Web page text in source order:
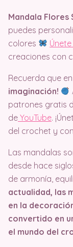
Mandala Flores
puedes
colores
creaciones con
Recuerda que
imaginación!
patrones gratis
de YouTube.
del crochet y
Las mandalas
desde hace
de armonía,
actualidad, las
en la
convertido en
el mundo del